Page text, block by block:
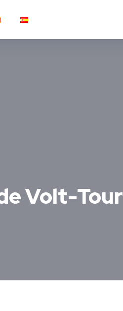
Volt-Tour